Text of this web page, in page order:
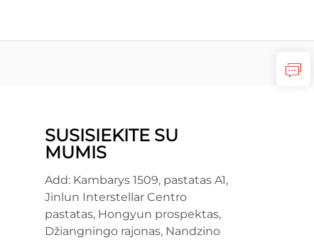
SUSISIEKITE SU
MUMIS
Add: Kambarys 1509, pastatas A1,
Jinlun Interstellar Centro
pastatas, Hongyun prospektas,
Džiangningo rajonas, Nandzino